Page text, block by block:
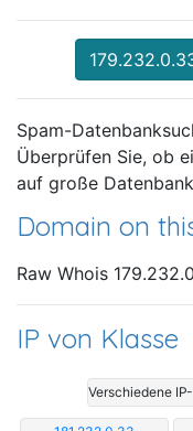
Spam-
Überprüfen Sie, ob
auf große
Domain on
Raw Whois
IP von Klasse
Verschiedene